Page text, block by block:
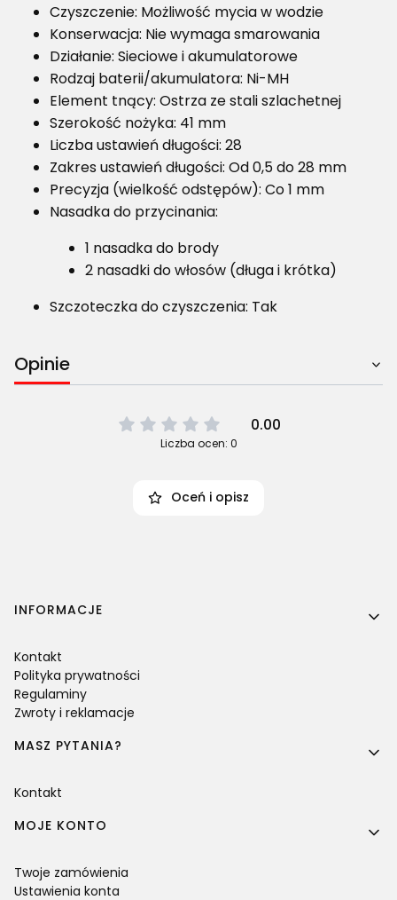
Czyszczenie: Możliwość mycia w wodzie
Konserwacja: Nie wymaga smarowania
Działanie: Sieciowe i akumulatorowe
Rodzaj baterii/akumulatora: Ni-MH
Element tnący: Ostrza ze stali szlachetnej
Szerokość nożyka: 41 mm
Liczba ustawień długości: 28
Zakres ustawień długości: Od 0,5 do 28 mm
Precyzja (wielkość odstępów): Co 1 mm
Nasadka do przycinania:
1 nasadka do brody
2 nasadki do włosów (długa i krótka)
Szczoteczka do czyszczenia: Tak
Opinie
0.00
Liczba ocen: 0
Oceń i opisz
Linki w stopce
INFORMACJE
Kontakt
Polityka prywatności
Regulaminy
Zwroty i reklamacje
MASZ PYTANIA?
Kontakt
MOJE KONTO
Twoje zamówienia
Ustawienia konta